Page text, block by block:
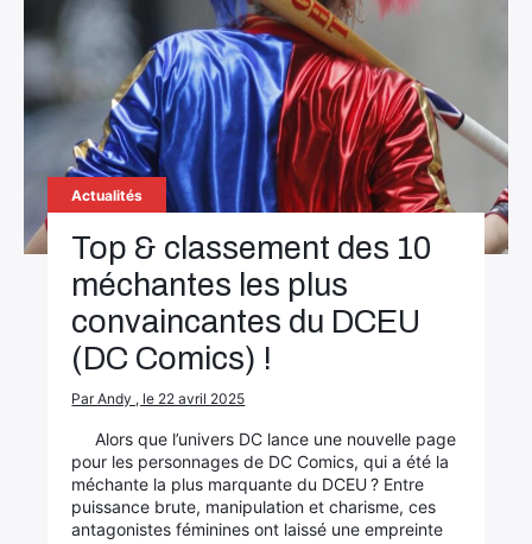
Actualités
Top & classement des 10
méchantes les plus
convaincantes du DCEU
(DC Comics) !
Par Andy , le 22 avril 2025
Alors que l’univers DC lance une nouvelle page
pour les personnages de DC Comics, qui a été la
méchante la plus marquante du DCEU ? Entre
puissance brute, manipulation et charisme, ces
antagonistes féminines ont laissé une empreinte